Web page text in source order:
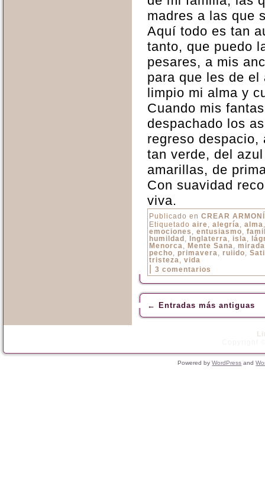
madres a las que
Aquí todo es tan
tanto, que puedo
pesares, a mis
para que les de
limpio mi alma y
Cuando mis
despachado los
regreso despacio,
tan verde, del
amarillas, de
Con suavidad
viva.
Publicado en CREAR
Etiquetado aire, alegría, alma
emociones , entusiasmo,
humildad , Inglaterra, isla,
Menorca, Mente Sana, mirada
pecho, primavera, ruiido,
tristeza, vida
3 comentarios
← Entradas más antiguas
Powered byWordPress and